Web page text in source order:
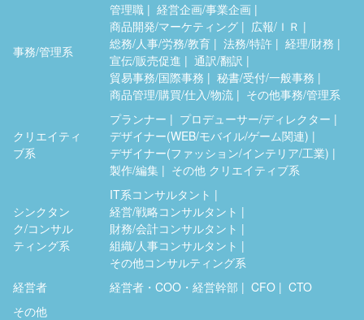
事務/管理系
管理職
経営企画/事業企画
商品開発/マーケティング
広報/ＩＲ
総務/人事/労務/教育
法務/特許
経理/財務
宣伝/販売促進
通訳/翻訳
貿易事務/国際事務
秘書/受付/一般事務
商品管理/購買/仕入/物流
その他事務/管理系
クリエイティ
ブ系
プランナー
プロデューサー/ディレクター
デザイナー(WEB/モバイル/ゲーム関連)
デザイナー(ファッション/インテリア/工業)
製作/編集
その他 クリエイティブ系
シンクタン
ク/コンサル
ティング系
IT系コンサルタント
経営/戦略コンサルタント
財務/会計コンサルタント
組織/人事コンサルタント
その他コンサルティング系
経営者
経営者・COO・経営幹部 CFO
CTO
その他